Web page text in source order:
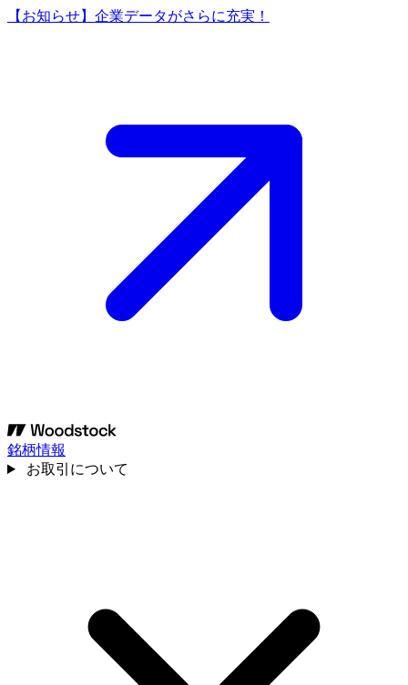
【お知らせ】企業データがさらに充実！
銘柄情報
お取引について